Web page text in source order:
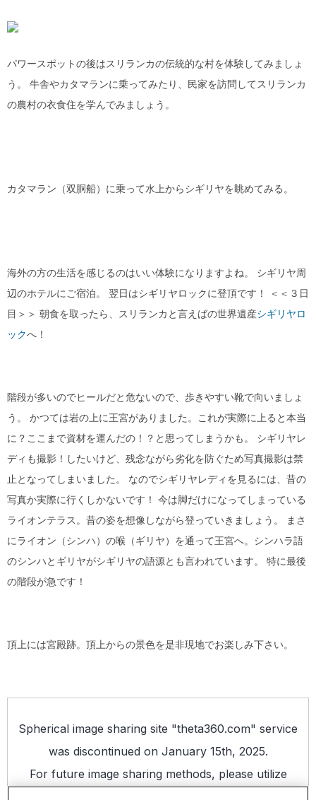
パワースポットの後はスリランカの伝統的な村を体験してみましょ
う。 牛舎やカタマランに乗ってみたり、民家を訪問してスリランカ
の農村の衣食住を学んでみましょう。
カタマラン（双胴船）に乗って水上からシギリヤを眺めてみる。
海外の方の生活を感じるのはいい体験になりますよね。 シギリヤ周
辺のホテルにご宿泊。 翌日はシギリヤロックに登頂です！ ＜＜３日
目＞＞ 朝食を取ったら、スリランカと言えばの世界遺産シギリヤロ
ックへ！
階段が多いのでヒールだと危ないので、歩きやすい靴で向いましょ
う。 かつては岩の上に王宮がありました。これが実際に上ると本当
に？ここまで資材を運んだの！？と思ってしまうかも。 シギリヤレ
ディも撮影！したいけど、残念ながら劣化を防ぐため写真撮影は禁
止となってしまいました。 なのでシギリヤレディを見るには、昔の
写真か実際に行くしかないです！ 今は脚だけになってしまっている
ライオンテラス。昔の姿を想像しながら登っていきましょう。 まさ
にライオン（シンハ）の喉（ギリヤ）を通って王宮へ。シンハラ語
のシンハとギリヤがシギリヤの語源とも言われています。 特に最後
の階段が急です！
頂上には宮殿跡。頂上からの景色を是非現地でお楽しみ下さい。